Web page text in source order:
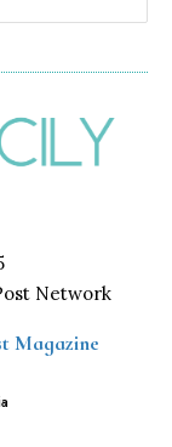
Network
Magazine